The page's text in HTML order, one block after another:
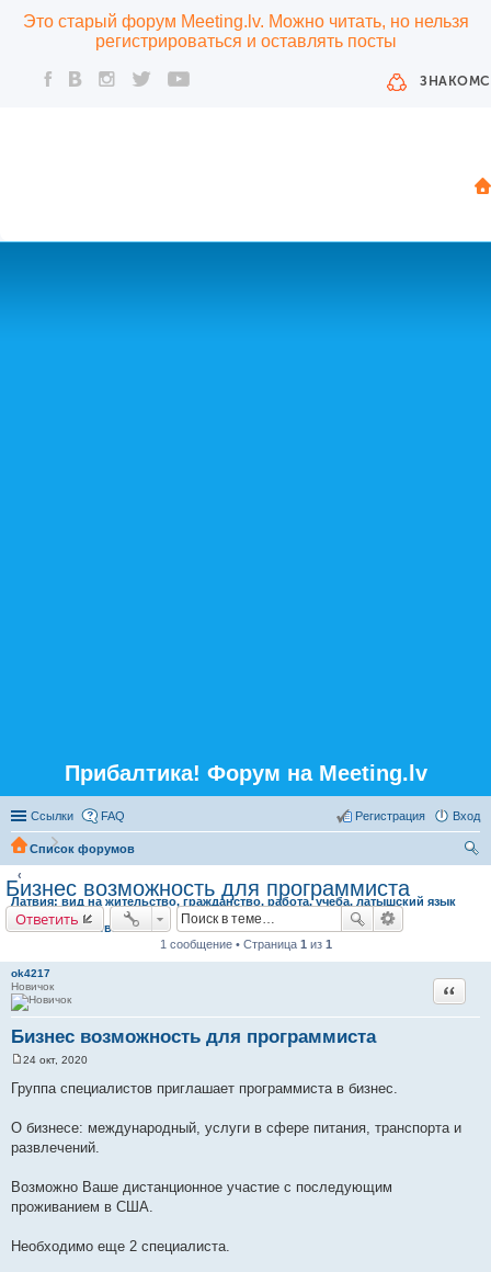
Это старый форум Meeting.lv. Можно читать, но нельзя
регистрироваться и оставлять посты
Прибалтика! Форум на Meeting.lv
Ссылки FAQ Вход
Регистрация
Список форумов
Латвия: вид на жительство, гражданство, работа, учеба, латышский язык
Работа в Латвии
Бизнес возможность для программиста
Ответить
1 сообщение • Страница 1 из 1
ok4217
Новичок
Бизнес возможность для программиста
Цитата
о
о
щ
е
н
24 окт, 2020
Группа специалистов приглашает программиста в бизнес.
О бизнесе: международный, услуги в сфере питания, транспорта и
развлечений.
Возможно Ваше дистанционное участие с последующим
проживанием в США.
Необходимо еще 2 специалиста.